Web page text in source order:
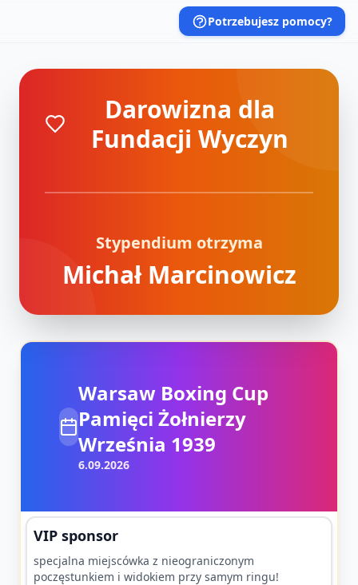
Potrzebujesz pomocy?
Darowizna dla
Fundacji Wyczyn
Stypendium otrzyma
Michał Marcinowicz
Warsaw Boxing Cup
Pamięci Żołnierzy
Września 1939
6.09.2026
VIP sponsor
specjalna miejscówka z nieograniczonym
poczęstunkiem i widokiem przy samym ringu!